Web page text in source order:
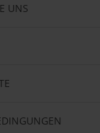
UNS